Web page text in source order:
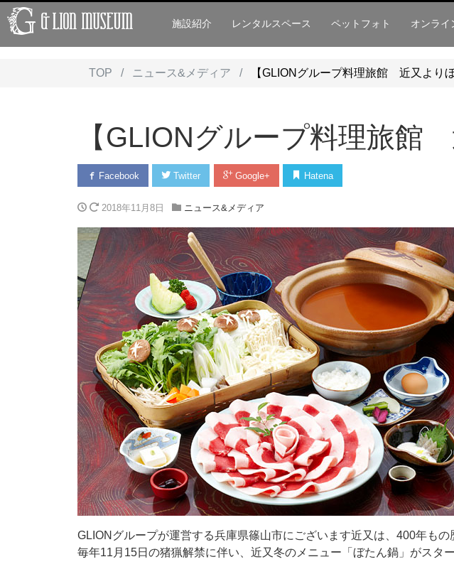
施設紹介 レンタルスペース ペットフォト オンライ
TOP ニュース&メディア 【GLIONグループ料理旅館 近又より
【GLIONグループ料理旅館
Facebook Twitter Google+ Hatena
2018年11月8日 ニュース&メディア
GLIONグループが運営する兵庫県篠山市にございます近又は、400年もの
毎年11月15日の猪猟解禁に伴い、近又冬のメニュー「ぼたん鍋」がスター